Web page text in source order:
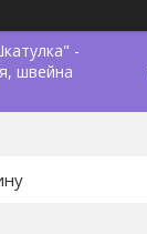
-
швейна